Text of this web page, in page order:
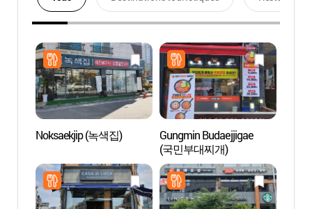
Noksaekjip (녹색집)
Gungmin Budaejjigae
(국민부대찌개)